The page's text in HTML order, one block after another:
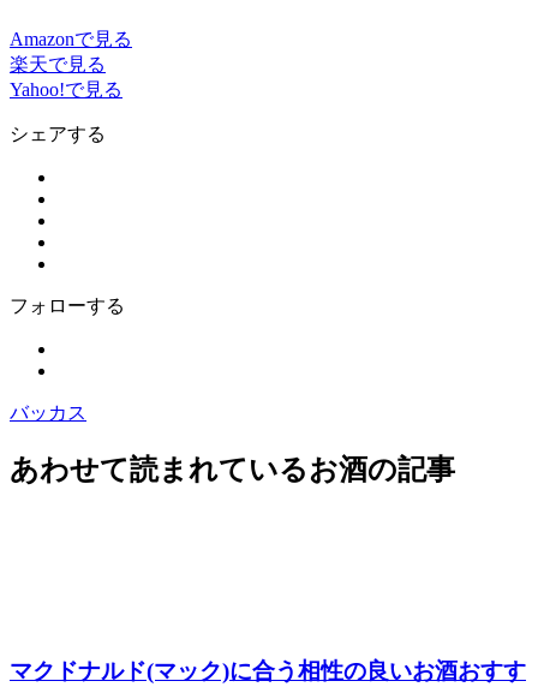
Amazonで見る
楽天で見る
Yahoo!で見る
シェアする
フォローする
バッカス
あわせて読まれているお酒の記事
マクドナルド(マック)に合う相性の良いお酒おすす